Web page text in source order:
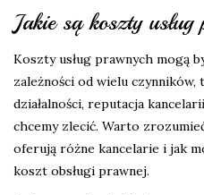
Jakie są koszty
Koszty usług prawnych mogą
zależności od wielu
działalności, reputacja
chcemy zlecić. Warto
oferują różne kancelarie i jak
koszt obsługi prawnej.